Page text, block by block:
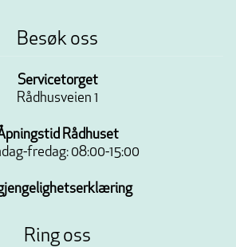
Besøk oss
Servicetorget
Rådhusveien 1
Rådhuset
fredag: 08:00-15:00
Ring oss